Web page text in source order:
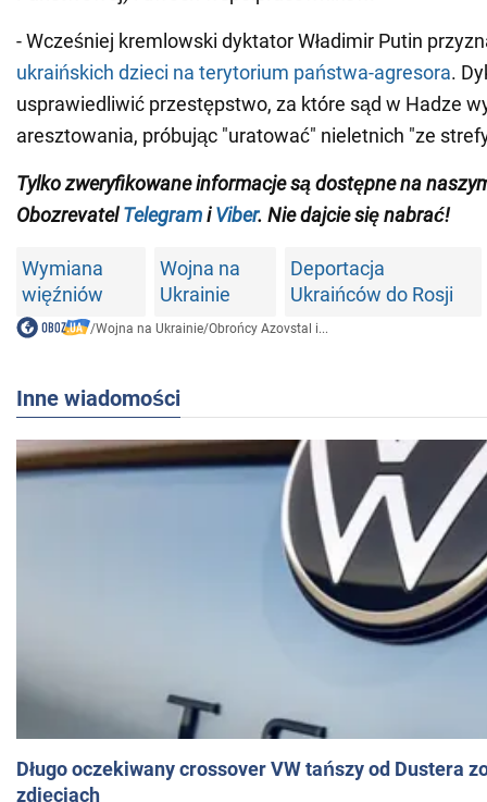
- Wcześniej kremlowski dyktator Władimir Putin
ukraińskich dzieci na terytorium państwa-agresora.
usprawiedliwić przestępstwo, za które sąd w Hadze
aresztowania, próbując "uratować" nieletnich "ze
Tylko zweryfikowane informacje są dostępne na
ObozrevatelTelegramiViber. Nie dajcie się nabrać!
Wymiana
więźniów
Wojna na
Ukrainie
Deportacja
Ukraińców do Rosji
/Wojna na Ukrainie/Obrońcy Azovstal i...
Inne wiadomości
Długo oczekiwany crossover VW tańszy od Dustera
zdjęciach